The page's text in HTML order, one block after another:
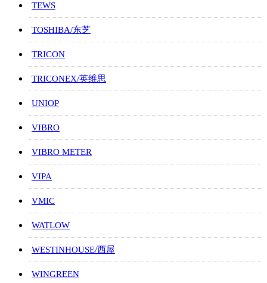
TEWS
TOSHIBA/东芝
TRICON
TRICONEX/英维思
UNIOP
VIBRO
VIBRO METER
VIPA
VMIC
WATLOW
WESTINHOUSE/西屋
WINGREEN